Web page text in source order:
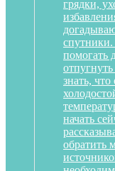
грядки,
помогать
знать,
начать
обратить